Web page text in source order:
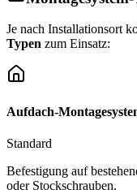
Je nach Installationsort
Typen zum Einsatz:
Aufdach-
Standard
Befestigung auf
oder Stockschrauben.